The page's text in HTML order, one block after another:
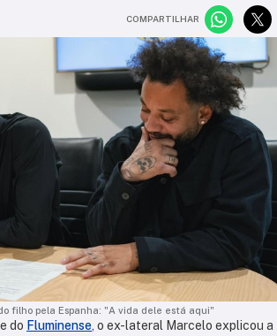
COMPARTILHAR
filho pela Espanha: "A vida dele está aqui"
e do Fluminense , o ex-lateral Marcelo explicou a